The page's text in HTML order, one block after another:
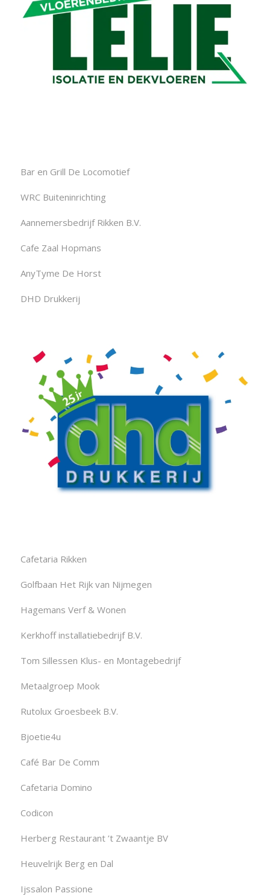
Bar en Grill De Locomotief
WRC Buiteninrichting
Aannemersbedrijf Rikken B.V.
Cafe Zaal Hopmans
AnyTyme De Horst
DHD Drukkerij
Cafetaria Rikken
Golfbaan Het Rijk van Nijmegen
Hagemans Verf & Wonen
Kerkhoff installatiebedrijf B.V.
Tom Sillessen Klus- en Montagebedrijf
Metaalgroep Mook
Rutolux Groesbeek B.V.
Bjoetie4u
Café Bar De Comm
Cafetaria Domino
Codicon
Herberg Restaurant ’t Zwaantje BV
Heuvelrijk Berg en Dal
Ijssalon Passione